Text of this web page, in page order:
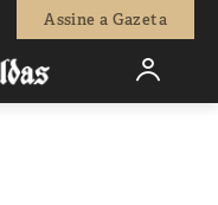
Assine a Gazeta